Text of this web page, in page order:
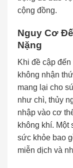
cộng đồng.
Nguy Cơ
Nặng
Khi đề cập
không nhận
mang lại cho
như chì, thủy
nhập vào cơ
không khí. Một
sức khỏe bao
miễn dịch và